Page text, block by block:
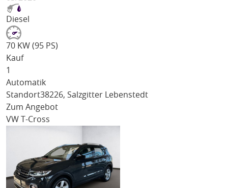
Diesel
70 KW (95 PS)
Kauf
1
Automatik
Standort38226, Salzgitter Lebenstedt
Zum Angebot
VW T-Cross